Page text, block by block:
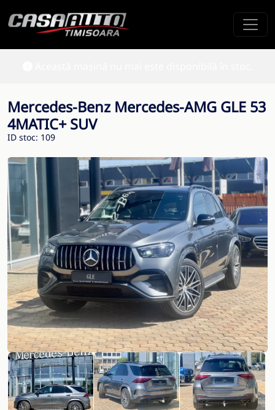
Mercedes-Benz Mercedes-AMG GLE 53
4MATIC+ SUV
ID stoc: 109